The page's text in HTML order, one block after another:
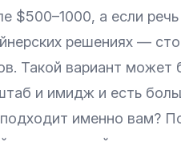
$500–1000, а если
решениях —
Такой вариант может
и имидж и есть
именно вам?